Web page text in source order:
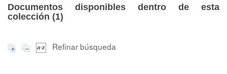
Documentos disponibles dentro de esta
colección (1)
Refinar búsqueda